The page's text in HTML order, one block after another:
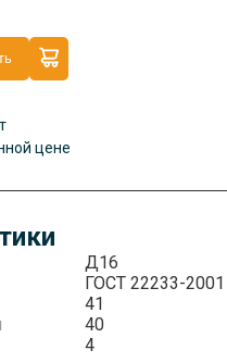
цене
Д16
ГОСТ 22233-2001
41
40
4